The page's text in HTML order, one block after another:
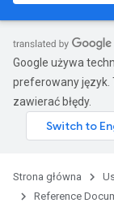
Google używa
preferowany język.
zawierać błędy.
Strona główna
Reference